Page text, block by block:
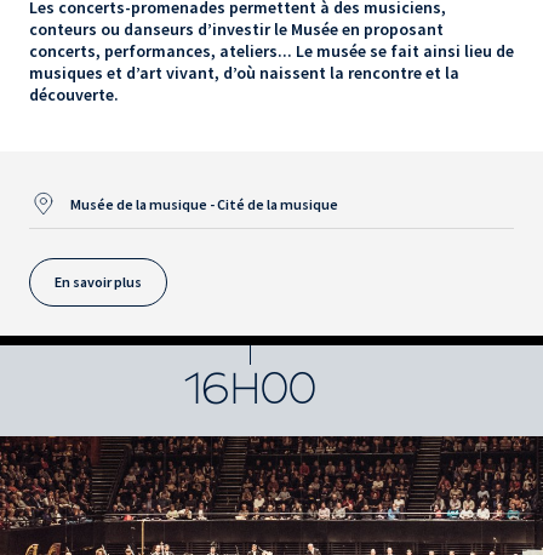
Les concerts-promenades permettent à des musiciens,
conteurs ou danseurs d’investir le Musée en proposant
concerts, performances, ateliers... Le musée se fait ainsi lieu de
musiques et d’art vivant, d’où naissent la rencontre et la
découverte.
Musée de la musique - Cité de la musique
En savoir plus
16H00